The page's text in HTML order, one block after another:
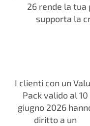
26 rende la tua
supporta la
I clienti con un
Pack valido al 10
giugno 2026
diritto a un